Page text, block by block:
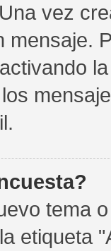
vez
mensaje.
tema
etiqueta